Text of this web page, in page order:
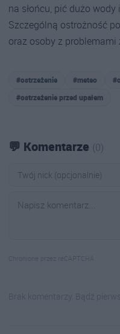
na słońcu, pić dużo
Szczególną ostrożność
oraz osoby z problemami
#ostrzeżenie #meteo
#ostrzeżenie przed upałem
💬 Komentarze (0)
Chronione przez reCAPTCHA
Brak komentarzy. Bądź